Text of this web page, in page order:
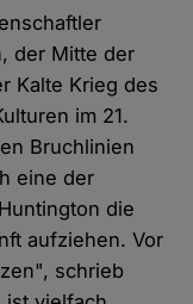
der Mitte der
Kalte Krieg des
im 21.
Bruchlinien
eine der
die
aufziehen. Vor
schrieb